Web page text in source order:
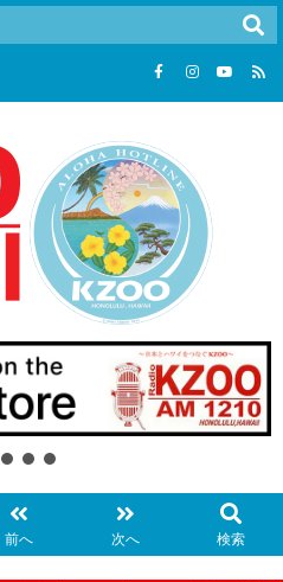
前へ 次へ 検索